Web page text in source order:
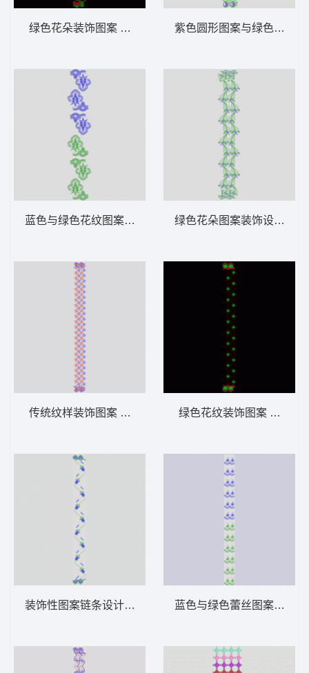
绿色花朵装饰图案 窗帘
蓝色与绿色花纹图案序列 窗帘
传统纹样装饰图案 窗帘
装饰性图案链条设计 窗帘
紫色圆形图案与绿色叶子装
绿色花朵图案装饰设计 窗帘
绿色花纹装饰图案 窗帘
蓝色与绿色蕾丝图案重复